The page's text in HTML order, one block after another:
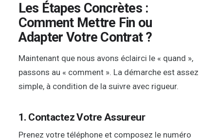
Les Étapes Concrètes :
Comment Mettre Fin ou
Adapter Votre Contrat ?
Maintenant que nous avons éclairci le « quand »,
passons au « comment ». La démarche est assez
simple, à condition de la suivre avec rigueur.
1. Contactez Votre Assureur
Prenez votre téléphone et composez le numéro